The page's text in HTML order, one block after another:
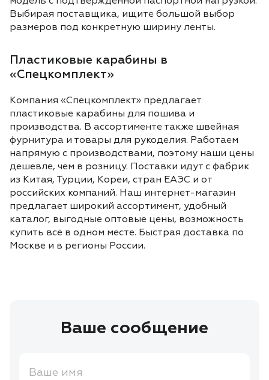
Выбирая поставщика, ищите большой выбор
размеров под конкретную ширину ленты.
Пластиковые карабины в
«Спецкомплект»
Компания «Спецкомплект» предлагает
пластиковые карабины для пошива и
производства. В ассортименте также швейная
фурнитура и товары для рукоделия. Работаем
напрямую с производствами, поэтому наши цены
дешевле, чем в розницу. Поставки идут с фабрик
из Китая, Турции, Кореи, стран ЕАЭС и от
российских компаний. Наш интернет-магазин
предлагает широкий ассортимент, удобный
каталог, выгодные оптовые цены, возможность
купить всё в одном месте. Быстрая доставка по
Москве и в регионы России.
Ваше сообщение
Ваше имя